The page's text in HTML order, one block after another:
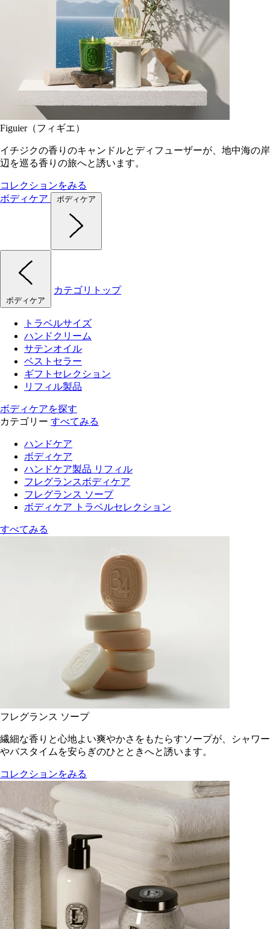
Figuier（フィギエ）
イチジクの香りのキャンドルとディフューザーが、地中海の岸
辺を巡る香りの旅へと誘います。
コレクションをみる
ボディケア
ボディケア
ボディケア
カテゴリトップ
トラベルサイズ
ハンドクリーム
サテンオイル
ベストセラー
ギフトセレクション
リフィル製品
ボディケアを探す
カテゴリー すべてみる
ハンドケア
ボディケア
ハンドケア製品 リフィル
フレグランスボディケア
フレグランス ソープ
ボディケア トラベルセレクション
すべてみる
フレグランス ソープ
繊細な香りと心地よい爽やかさをもたらすソープが、シャワー
やバスタイムを安らぎのひとときへと誘います。
コレクションをみる